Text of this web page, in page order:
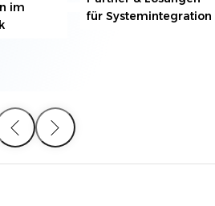
im
für Systemintegration